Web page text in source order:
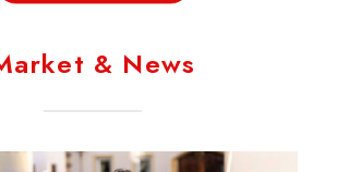
& News